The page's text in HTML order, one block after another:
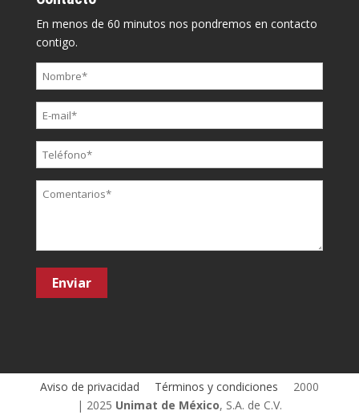
En menos de 60 minutos nos pondremos en contacto
contigo.
Aviso de privacidad Términos y condiciones
2000
| 2025 Unimat de México, S.A. de C.V.